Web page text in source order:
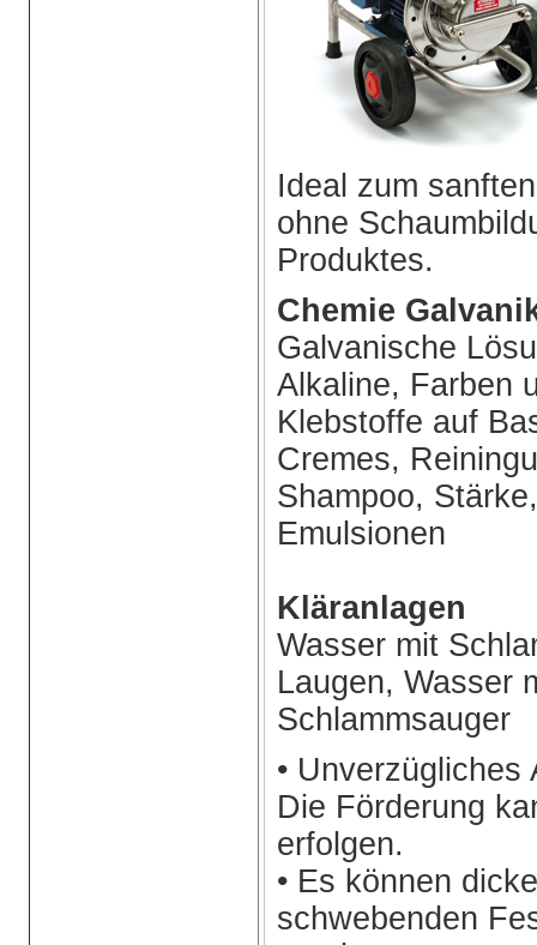
Ideal zum
ohne
Produktes.
Chemie
Galvanische
Alkaline, Farben
Klebstoffe auf
Cremes,
Shampoo,
Emulsionen
Kläranlagen
Wasser mit
Laugen, Wasser
Schlammsauger
•
Die Förderung
erfolgen.
• Es können
schwebenden